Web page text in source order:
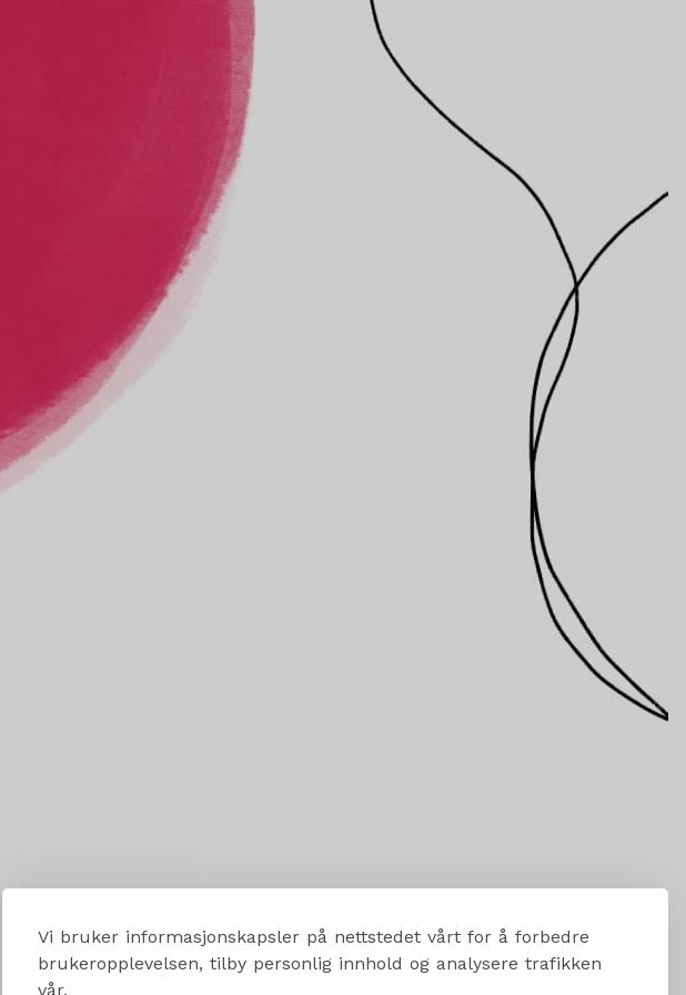
Vi bruker informasjonskapsler på nettstedet vårt for å forbedre
brukeropplevelsen, tilby personlig innhold og analysere trafikken
vår.